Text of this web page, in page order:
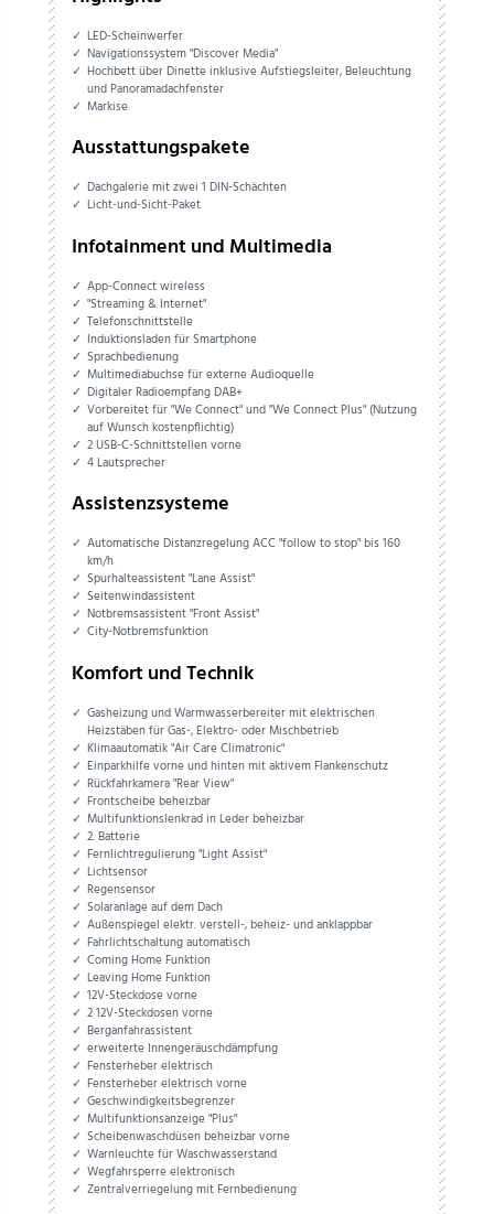
LED-Scheinwerfer
Navigationssystem "Discover Media"
Hochbett über Dinette inklusive Aufstiegsleiter, Beleuchtung
und Panoramadachfenster
Markise
Ausstattungspakete
Dachgalerie mit zwei 1 DIN-Schächten
Licht-und-Sicht-Paket
Infotainment und Multimedia
App-Connect wireless
"Streaming & Internet"
Telefonschnittstelle
Induktionsladen für Smartphone
Sprachbedienung
Multimediabuchse für externe Audioquelle
Digitaler Radioempfang DAB+
Vorbereitet für "We Connect" und "We Connect Plus" (Nutzung
auf Wunsch kostenpflichtig)
2 USB-C-Schnittstellen vorne
4 Lautsprecher
Assistenzsysteme
Automatische Distanzregelung ACC "follow to stop" bis 160
km/h
Spurhalteassistent "Lane Assist"
Seitenwindassistent
Notbremsassistent "Front Assist"
City-Notbremsfunktion
Komfort und Technik
Gasheizung und Warmwasserbereiter mit elektrischen
Heizstäben für Gas-, Elektro- oder Mischbetrieb
Klimaautomatik "Air Care Climatronic"
Einparkhilfe vorne und hinten mit aktivem Flankenschutz
Rückfahrkamera "Rear View"
Frontscheibe beheizbar
Multifunktionslenkrad in Leder beheizbar
2. Batterie
Fernlichtregulierung "Light Assist"
Lichtsensor
Regensensor
Solaranlage auf dem Dach
Außenspiegel elektr. verstell-, beheiz- und anklappbar
Fahrlichtschaltung automatisch
Coming Home Funktion
Leaving Home Funktion
12V-Steckdose vorne
2 12V-Steckdosen vorne
Berganfahrassistent
erweiterte Innengeräuschdämpfung
Fensterheber elektrisch
Fensterheber elektrisch vorne
Geschwindigkeitsbegrenzer
Multifunktionsanzeige "Plus"
Scheibenwaschdüsen beheizbar vorne
Warnleuchte für Waschwasserstand
Wegfahrsperre elektronisch
Zentralverriegelung mit Fernbedienung